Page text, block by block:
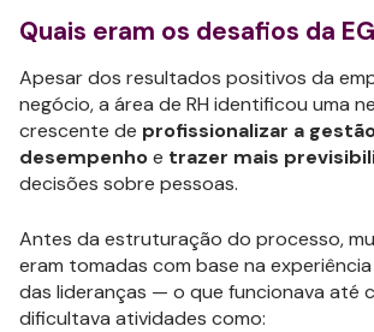
Quais eram os desafios da
Apesar dos resultados positivos da
negócio, a área de RH identificou uma
crescente de profissionalizar a
desempenhoe trazer mais
decisões sobre pessoas.
Antes da estruturação do processo,
eram tomadas com base na
das lideranças — o que funcionava até
dificultava atividades como: